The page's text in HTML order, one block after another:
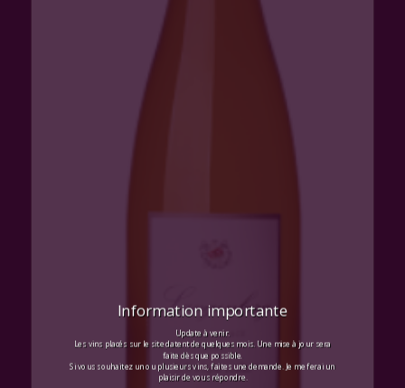
Information importante
Update à venir.
Les vins placés sur le site datent de quelques mois. Une mise à jour sera
faite dès que possible.
Si vous souhaitez un ou plusieurs vins, faites une demande. Je me ferai un
plaisir de vous répondre.